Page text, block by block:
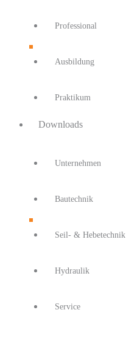
Professional
Ausbildung
Praktikum
Downloads
Unternehmen
Bautechnik
Seil- & Hebetechnik
Hydraulik
Service